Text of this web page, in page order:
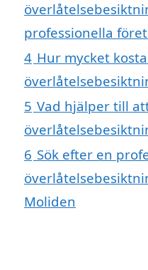
professionella
4 Hur mycket
5 Vad hjälper till
6 Sök efter en
Moliden